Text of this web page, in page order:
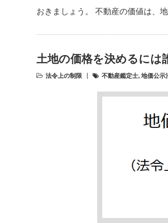
おきましょう。 不動産の価値は、
土地の価格を決めるには
法令上の制限 不動産鑑定士, 地価公示